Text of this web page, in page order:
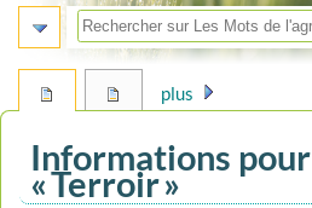
Informations pour
« Terroir »
plus